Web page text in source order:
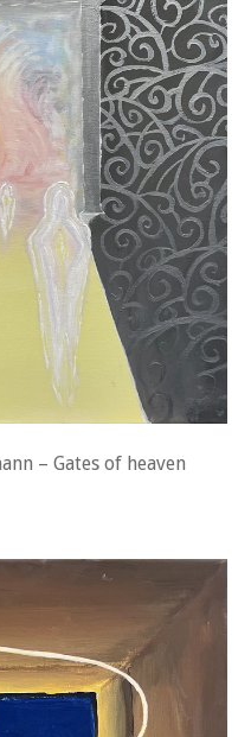
– Gates of heaven